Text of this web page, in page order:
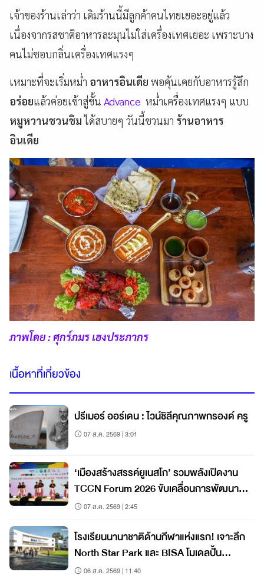
เจ้าของร้านเล่าว่า เดิมร้านนี้มีลูกค้าคนไทยเยอะอยู่แล้ว
เนื่องจากรสชาติอาหารละมุนไม่ใส่เครื่องเทศเยอะ เพราะบาง
คนไม่ชอบกลิ่นเครื่องเทศแรงๆ
เหมาะที่จะเริ่มหม่ำ อาหารอินเดีย พอคุ้นเคยกับอาหารรู้สึก
อร่อยแล้วค่อยเข้าสู่ขั้น Advance หม่ำเครื่องเทศแรงๆ แบบ
หมูหวานชวนชิมได้สบายๆ วันนี้ชวนมา ร้านอาหาร
อินเดีย
ภาพโดย : ศุกร์ภมร เฮงประภากร
เนื้อหาที่เกี่ยวข้อง
ปรีเมอร์ ออร์เดน : ไวน์ชิลีคุณภาพกรองด์ ครู
07 ส.ค. 2569 | 3:01
‘เมืองสร้างสรรค์ยูเนสโก’ รวมพลังเปิดงาน
TCCN Forum 2026 ขับเคลื่อนการพัฒนา
เมืองอย่างยั่งยืน
07 ส.ค. 2569 | 2:45
โรงเรียนนานาชาติด้านกีฬาแห่งแรก! เจาะลึก
North Star Park และ BISA โมเดลปั้น
นักกีฬาแนวใหม่
06 ส.ค. 2569 | 11:40